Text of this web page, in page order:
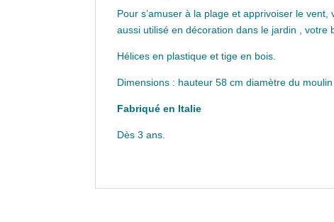
Pour s’amuser à la plage et apprivoiser le
aussi utilisé en décoration dans le jardin , votre
Hélices en plastique et tige en bois.
Dimensions : hauteur 58 cm diamètre du
Fabriqué en Italie
Dès 3 ans.